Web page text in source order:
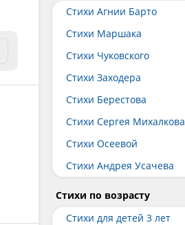
Стихи Агнии Барто
Стихи Маршака
Стихи Чуковского
Стихи Заходера
Стихи Берестова
Стихи Сергея Михалкова
Стихи Осеевой
Стихи Андрея Усачева
Стихи по возрасту
Стихи для детей 3 лет